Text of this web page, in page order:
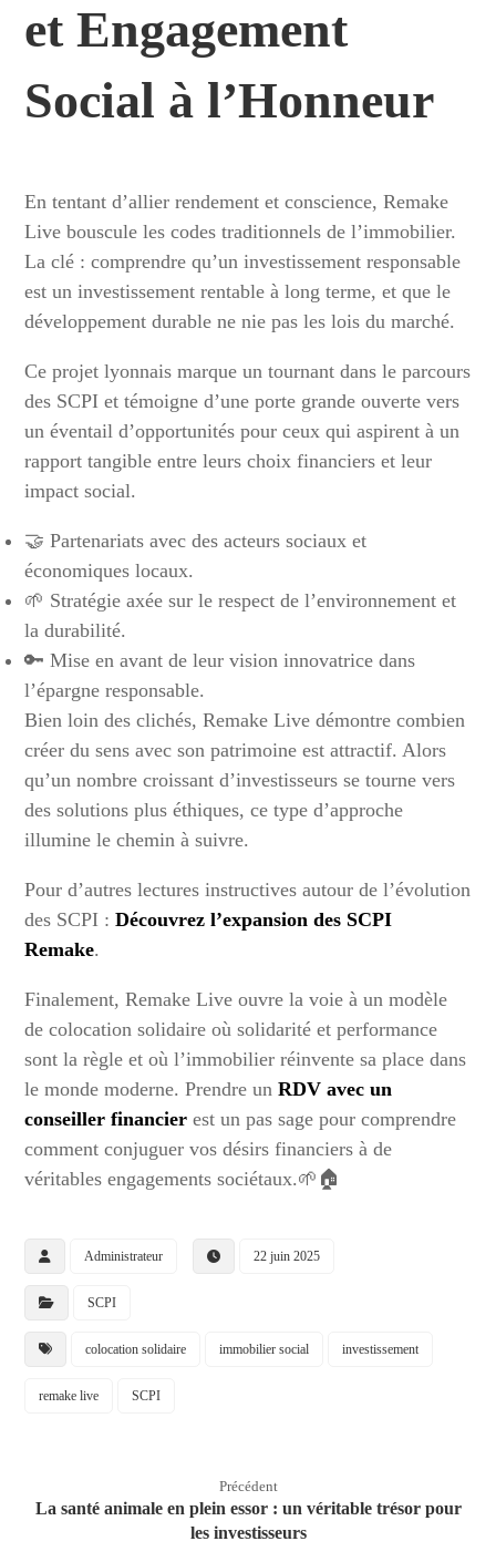
et Engagement
Social à l’Honneur
En tentant d’allier rendement et conscience, Remake
Live bouscule les codes traditionnels de l’immobilier.
La clé : comprendre qu’un investissement responsable
est un investissement rentable à long terme, et que le
développement durable ne nie pas les lois du marché.
Ce projet lyonnais marque un tournant dans le parcours
des SCPI et témoigne d’une porte grande ouverte vers
un éventail d’opportunités pour ceux qui aspirent à un
rapport tangible entre leurs choix financiers et leur
impact social.
🤝 Partenariats avec des acteurs sociaux et
économiques locaux.
🌱 Stratégie axée sur le respect de l’environnement et
la durabilité.
🔑 Mise en avant de leur vision innovatrice dans
l’épargne responsable.
Bien loin des clichés, Remake Live démontre combien
créer du sens avec son patrimoine est attractif. Alors
qu’un nombre croissant d’investisseurs se tourne vers
des solutions plus éthiques, ce type d’approche
illumine le chemin à suivre.
Pour d’autres lectures instructives autour de l’évolution
des SCPI :Découvrez l’expansion des SCPI
Remake.
Finalement, Remake Live ouvre la voie à un modèle
de colocation solidaire où solidarité et performance
sont la règle et où l’immobilier réinvente sa place dans
le monde moderne. Prendre unRDV avec un
conseiller financier est un pas sage pour comprendre
comment conjuguer vos désirs financiers à de
véritables engagements sociétaux.🌱🏠
Administrateur 22 juin 2025
SCPI
colocation solidaire immobilier social investissement
remake live SCPI
Précédent
La santé animale en plein essor : un véritable trésor pour
les investisseurs